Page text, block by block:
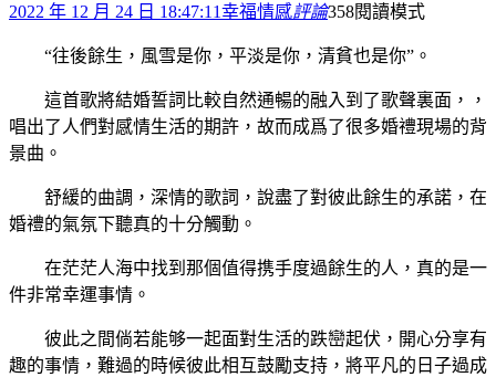
2022 年 12 月 24 日 18:47:11幸福情感評論358閱讀模式
“往後餘生，風雪是你，平淡是你，清貧也是你”。
這首歌將結婚誓詞比較自然通暢的融入到了歌聲裏面，，
唱出了人們對感情生活的期許，故而成爲了很多婚禮現場的背
景曲。
舒緩的曲調，深情的歌詞，說盡了對彼此餘生的承諾，在
婚禮的氣氛下聽真的十分觸動。
在茫茫人海中找到那個值得携手度過餘生的人，真的是一
件非常幸運事情。
彼此之間倘若能够一起面對生活的跌巒起伏，開心分享有
趣的事情，難過的時候彼此相互鼓勵支持，將平凡的日子過成